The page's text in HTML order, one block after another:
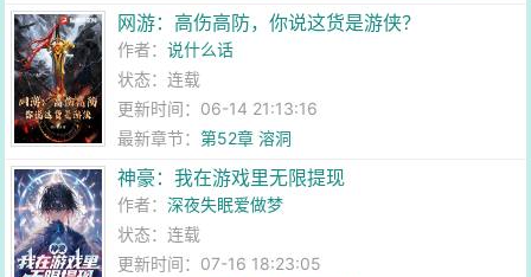
网游：高伤高防，你说这货是游侠？
作者：说什么话
状态：连载
更新时间：06-14 21:13:16
最新章节：第52章 溶洞
神豪：我在游戏里无限提现
作者：深夜失眠爱做梦
状态：连载
更新时间：07-16 18:23:05